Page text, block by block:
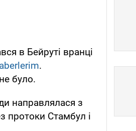
в Бейруті вранці
.
було.
направлялася з
протоки Стамбул і